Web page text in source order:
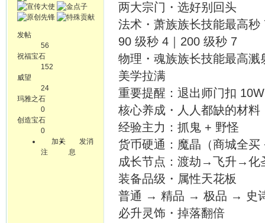
发帖
56
祝福宝石
152
威望
24
玛雅之石
0
创造宝石
0
加关
注
发消
息
两大宗门・选好别回头
法术・萧族族长技能最高
90 级秒 4｜200 级秒 7
物理・魂族族长技能最高
美学拉满
重要提醒：退出师门扣
核心养成・人人都缺的材料
经验主力：抓鬼 + 野怪
货币硬通：魔晶（商城全
成长节点：渡劫→飞升→化
装备品级・属性天花板
普通 → 精品 → 极品 → 史
必升灵饰・掉落翻倍